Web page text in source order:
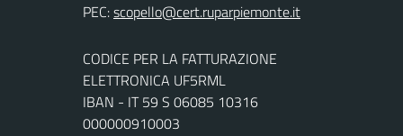
PEC:
CODICE PER LA FATTURAZIONE
ELETTRONICA UF5RML
IBAN - IT 59 S 06085 10316
000000910003